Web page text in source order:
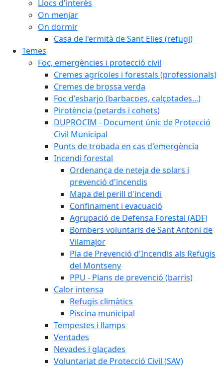
Llocs d'interès
On menjar
On dormir
Casa de l'ermità de Sant Elies (refugi)
Temes
Foc, emergències i protecció civil
Cremes agrícoles i forestals (professionals)
Cremes de brossa verda
Foc d'esbarjo (barbacoes, calçotades...)
Pirotència (petards i cohets)
DUPROCIM - Document únic de Protecció
Civil Municipal
Punts de trobada en cas d'emergència
Incendi forestal
Ordenança de neteja de solars i
prevenció d'incendis
Mapa del perill d'incendi
Confinament i evacuació
Agrupació de Defensa Forestal (ADF)
Bombers voluntaris de Sant Antoni de
Vilamajor
Pla de Prevenció d'Incendis als Refugis
del Montseny
PPU - Plans de prevenció (barris)
Calor intensa
Refugis climàtics
Piscina municipal
Tempestes i llamps
Ventades
Nevades i glaçades
Voluntariat de Protecció Civil (SAV)